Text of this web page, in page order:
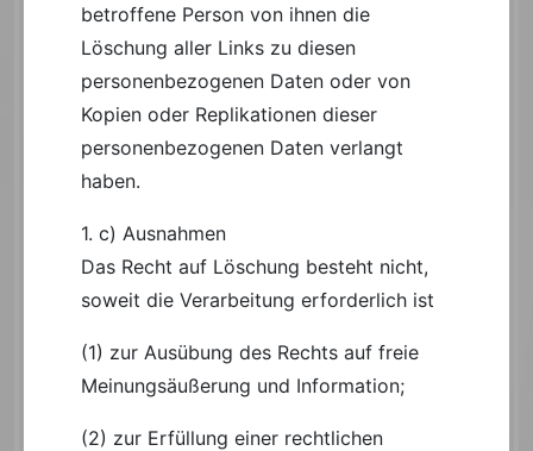
betroffene Person von ihnen die
Löschung aller Links zu diesen
personenbezogenen Daten oder von
Kopien oder Replikationen dieser
personenbezogenen Daten verlangt
haben.
1. c) Ausnahmen
Das Recht auf Löschung besteht nicht,
soweit die Verarbeitung erforderlich ist
(1) zur Ausübung des Rechts auf freie
Meinungsäußerung und Information;
(2) zur Erfüllung einer rechtlichen